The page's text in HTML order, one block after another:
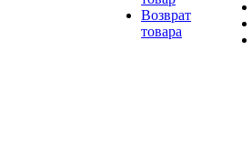
Возврат
товара